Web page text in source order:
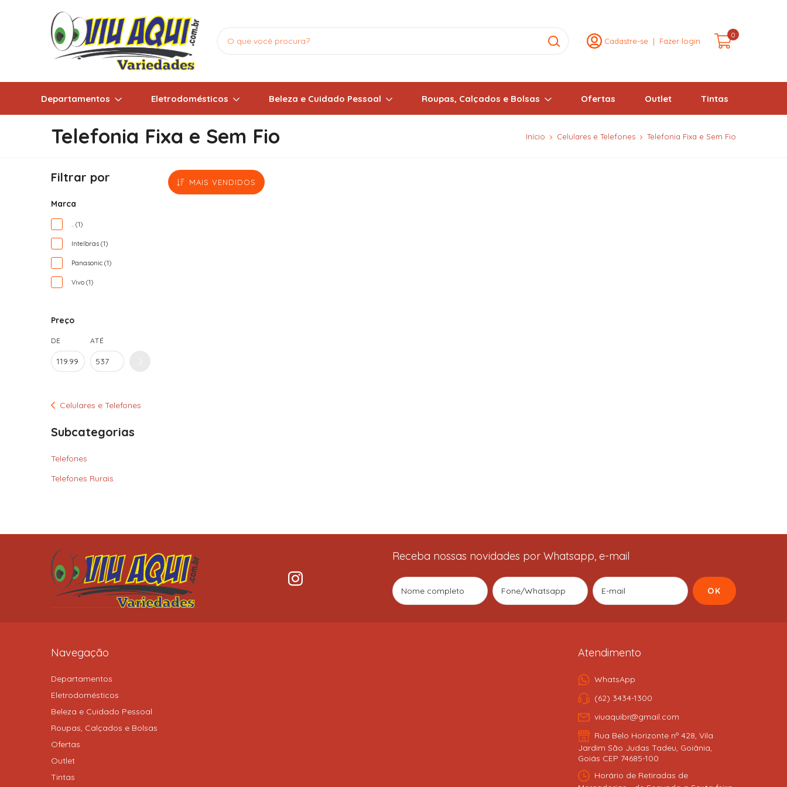
Cadastre-se | Fazer login
0
Departamentos Eletrodomésticos Beleza e Cuidado Pessoal Roupas, Calçados e Bolsas Ofertas Outlet Tintas
Telefonia Fixa e Sem Fio Início Celulares e Telefones Telefonia Fixa e Sem Fio
Filtrar por
Marca
.. (1)
Intelbras (1)
Panasonic (1)
Vivo (1)
Preço
DE ATÉ
Celulares e Telefones
Subcategorias
Telefones
Telefones Rurais
MAIS VENDIDOS
Receba nossas novidades por Whatsapp, e-mail
Navegação
Departamentos
Eletrodomésticos
Beleza e Cuidado Pessoal
Roupas, Calçados e Bolsas
Ofertas
Outlet
Tintas
Atendimento
WhatsApp
(62) 3434-1300
viuaquibr@gmail.com
Rua Belo Horizonte nº 428, Vila
Jardim São Judas Tadeu, Goiânia,
Goiás CEP 74685-100
Horário de Retiradas de